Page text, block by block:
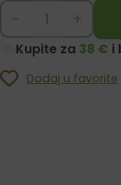
Kupite za 38 € i
Dodaj u favorite